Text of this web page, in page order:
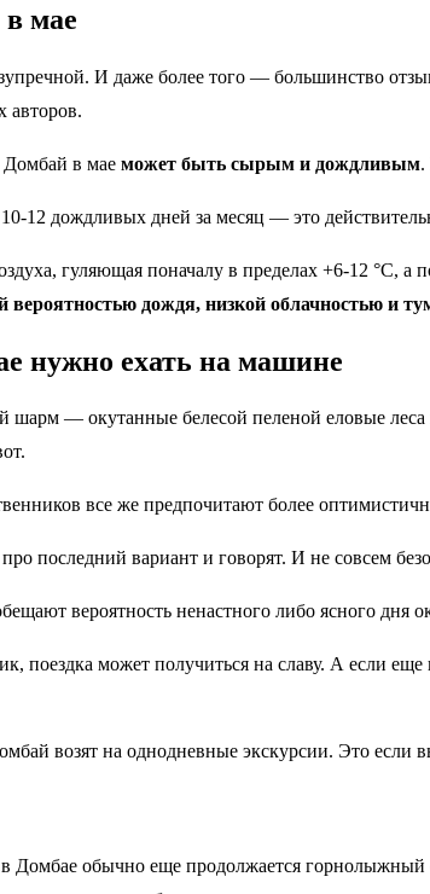
мае
И даже более того — большинство
авторов.
Домбай в мае может быть сырым и дождливым.
12 дождливых дней за месяц — это
гуляющая поначалу в пределах +6-12 °C,
вероятностью дождя, низкой облачностью и
шарм — окутанные белесой пеленой еловые
все же предпочитают более
последний вариант и говорят. И не совсем
вероятность ненастного либо ясного
поездка может получиться на славу. А если
возят на однодневные экскурсии. Это если
Домбае обычно еще продолжается горнолыжный